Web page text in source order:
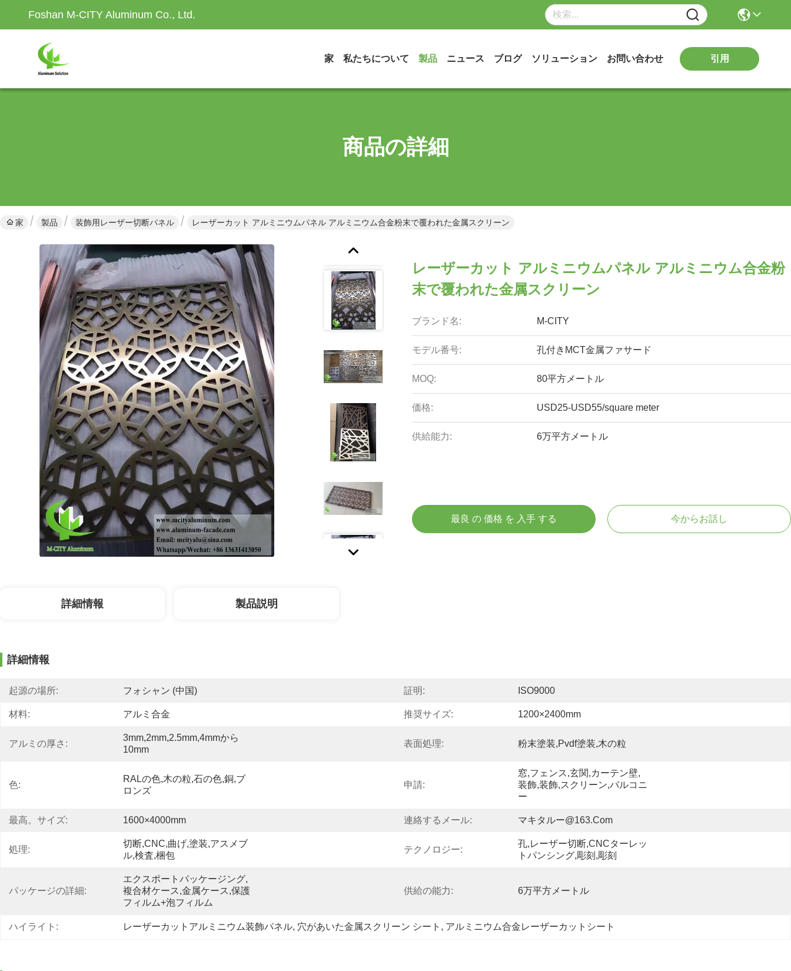
Foshan M-CITY Aluminum Co., Ltd.
家 私たちについて 製品 ニュース ブログ ソリューション お問い合わせ 引用
商品の詳細
家 製品 装飾用レーザー切断パネル レーザーカット アルミニウムパネル アルミニウム合金粉末で覆われた金属スクリーン
レーザーカット アルミニウムパネル アルミニウム合金粉
末で覆われた金属スクリーン
ブランド名: M-CITY
モデル番号: 孔付きMCT金属ファサード
MOQ: 80平方メートル
価格: USD25-USD55/square meter
供給能力: 6万平方メートル
最良 の 価格 を 入手 する 今からお話し
詳細情報 製品説明
詳細情報
起源の場所: フォシャン (中国) 証明: ISO9000
材料: アルミ合金 推奨サイズ: 1200×2400mm
アルミの厚さ:
3mm,2mm,2.5mm,4mmから
10mm
表面処理: 粉末塗装,pvdf塗装,木の粒
色:
RALの色,木の粒,石の色,銅,ブ
ロンズ
申請:
窓,フェンス,玄関,カーテン壁,
装飾,装飾,スクリーン,バルコニ
ー
最高。サイズ: 1600×4000mm 連絡するメール: マキタルー@163.com
処理:
切断,CNC,曲げ,塗装,アスメブ
ル,検査,梱包
テクノロジー:
孔,レーザー切断,CNCターレッ
トパンシング,彫刻,彫刻
パッケージの詳細:
エクスポートパッケージング,
複合材ケース,金属ケース,保護
フィルム+泡フィルム
供給の能力: 6万平方メートル
ハイライト: レーザーカットアルミニウム装飾パネル, 穴があいた金属スクリーン シート , アルミニウム合金レーザーカットシート